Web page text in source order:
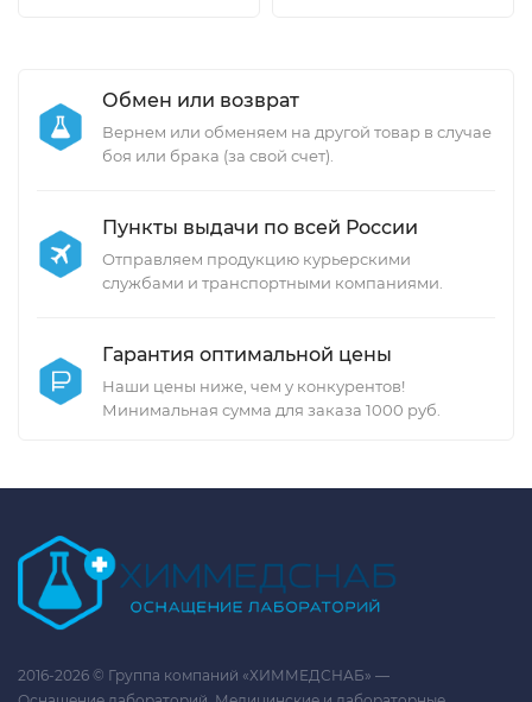
Обмен или возврат
Вернем или обменяем на другой товар в случае
боя или брака (за свой счет).
Пункты выдачи по всей России
Отправляем продукцию курьерскими
службами и транспортными компаниями.
Гарантия оптимальной цены
Наши цены ниже, чем у конкурентов!
Минимальная сумма для заказа 1000 руб.
2016-2026 © Группа компаний «ХИММЕДСНАБ» —